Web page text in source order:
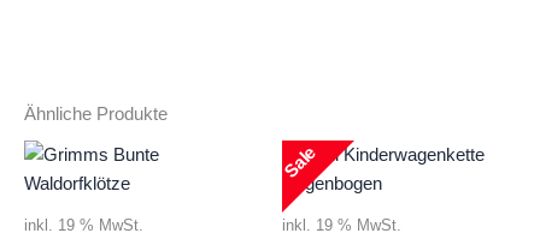
Ähnliche Produkte
inkl. 19 % MwSt. inkl. 19 % MwSt.
Sale